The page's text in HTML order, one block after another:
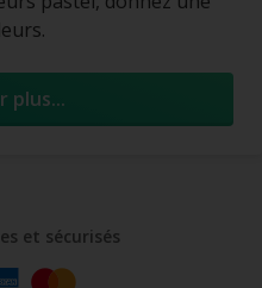
plus...
et sécurisés